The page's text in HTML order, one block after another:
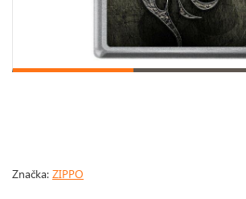
Značka: ZIPPO